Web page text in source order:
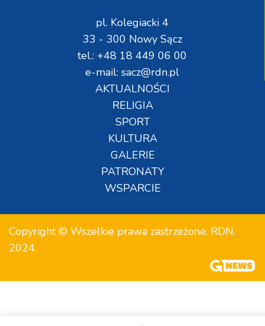
pl. Kolegiacki 4
33 - 300 Nowy Sącz
tel.: +48 18 449 06 00
e-mail: sacz@rdn.pl
AKTUALNOŚCI
RELIGIA
SPORT
KULTURA
GALERIE
PATRONATY
WSPARCIE
Copyright © Wszelkie prawa zastrzeżone. RDN.
2024.